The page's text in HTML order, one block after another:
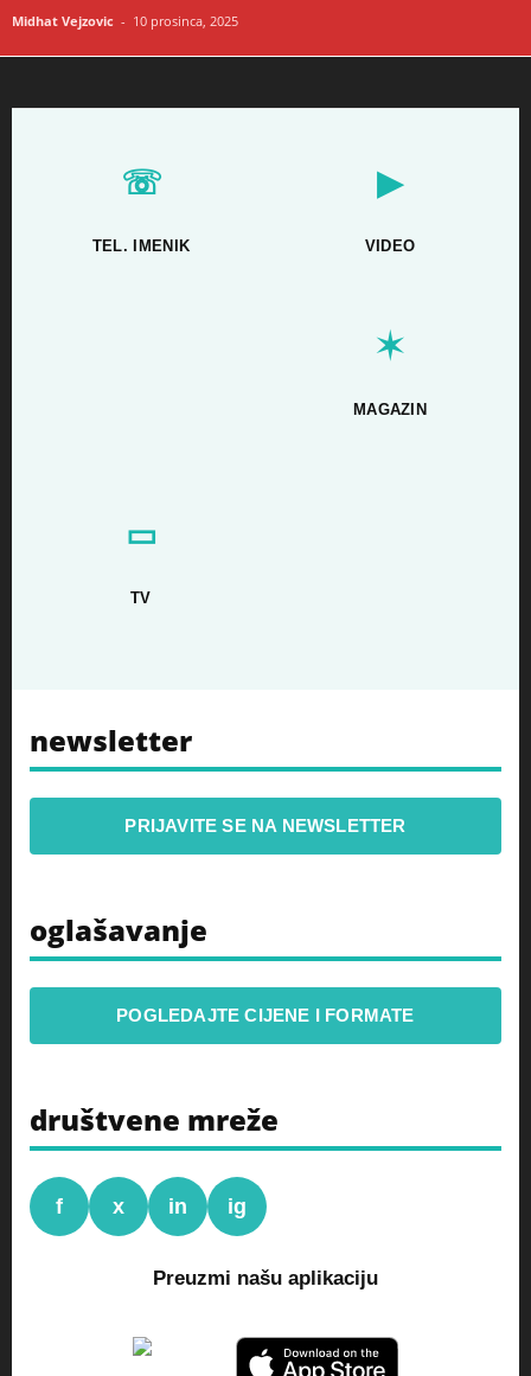
Midhat Vejzovic - 10 prosinca, 2025
☏
TEL. IMENIK
▶
VIDEO
✶
MAGAZIN
▭
TV
newsletter
PRIJAVITE SE NA NEWSLETTER
oglašavanje
POGLEDAJTE CIJENE I FORMATE
društvene mreže
f x in ig
Preuzmi našu aplikaciju